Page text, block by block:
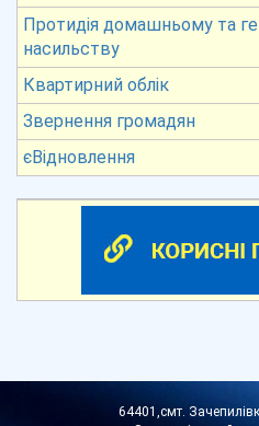
Протидія домашньому та
насильству
Квартирний облік
Звернення громадян
єВідновлення
64401,смт.